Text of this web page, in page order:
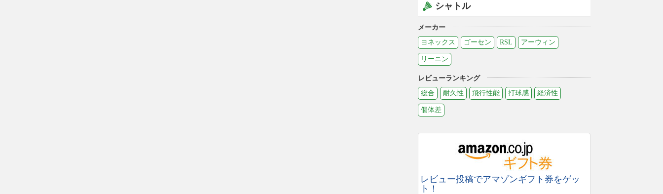
シャトル
メーカー
ヨネックス
ゴーセン RSL アーウィン
リーニン
レビューランキング
総合
耐久性 飛行性能 打球感 経済性
個体差
レビュー投稿でアマゾンギフト券をゲッ
ト！